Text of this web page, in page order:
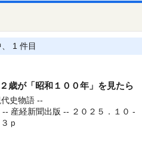
1 件目
歳が「昭和１００年」を見たら
史物語 --
-- 産経新聞出版 -- ２０２５．１０ -
ｐ